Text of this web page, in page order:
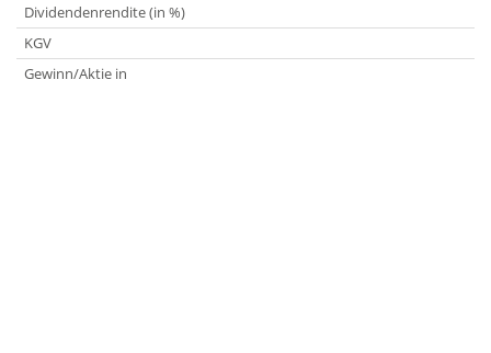
Dividendenrendite (in %)
KGV
Gewinn/Aktie in